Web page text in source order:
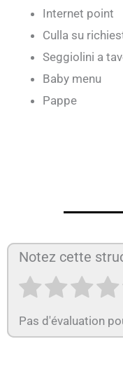
Internet point
Culla su
Seggiolini a
Baby menu
Pappe
Notez cette
Pas d'évaluation